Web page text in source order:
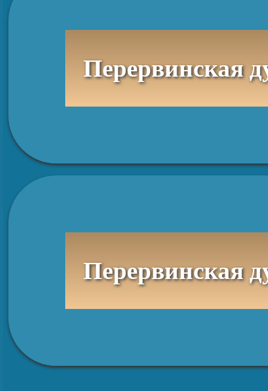
Перервинская духовная семинария,
Перервинская духовная семинария,